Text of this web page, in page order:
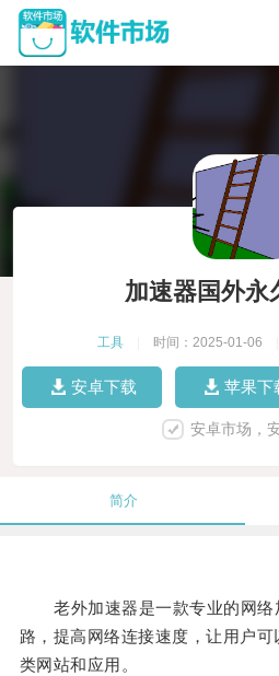
加速器国外永
工具 时间：2025-01-06
安卓下载 苹果下
安卓市场，
简介
老外加速器是一款专业的网络
路，提高网络连接速度，让用户
类网站和应用。